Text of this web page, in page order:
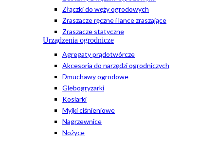
Złączki do węży ogrodowych
Zraszacze ręczne i lance zraszające
Zraszacze statyczne
Urządzenia ogrodnicze
Agregaty prądotwórcze
Akcesoria do narzędzi ogrodniczych
Dmuchawy ogrodowe
Glebogryzarki
Kosiarki
Myjki ciśnieniowe
Nagrzewnice
Nożyce